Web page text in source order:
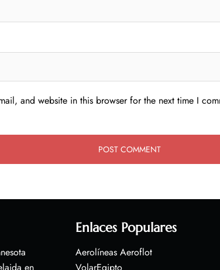
and website in this browser for the next time I
Enlaces Populares
Aerolíneas Aeroflot